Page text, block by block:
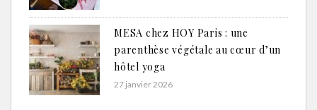
MESA chez HOY Paris : une
parenthèse végétale au cœur d’un
hôtel yoga
27 janvier 2026